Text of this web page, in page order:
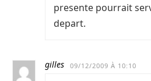
presente pourrait
depart.
gilles 09/12/2009 À 10:10